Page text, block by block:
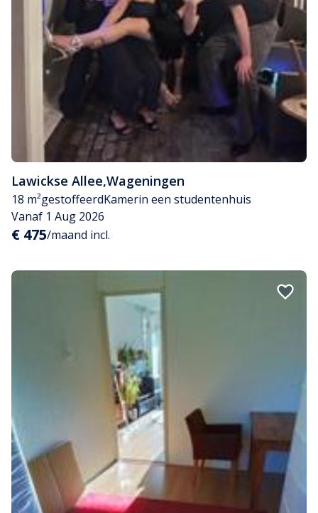
Lawickse Allee,Wageningen
18 m²gestoffeerdKamerin een studentenhuis
Vanaf 1 Aug 2026
€ 475/maand incl.